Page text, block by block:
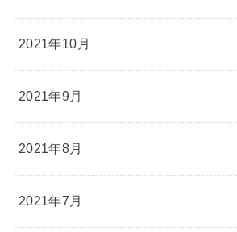
2021年10月
2021年9月
2021年8月
2021年7月